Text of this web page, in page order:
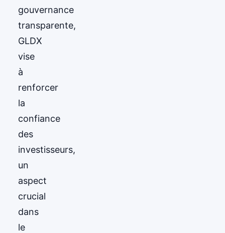
gouvernance
transparente,
GLDX
vise
à
renforcer
la
confiance
des
investisseurs,
un
aspect
crucial
dans
le